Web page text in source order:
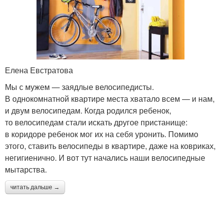
Елена Евстратова
Мы с мужем — заядлые велосипедисты.
В однокомнатной квартире места хватало всем — и нам,
и двум велосипедам. Когда родился ребенок,
то велосипедам стали искать другое пристанище:
в коридоре ребенок мог их на себя уронить. Помимо
этого, ставить велосипеды в квартире, даже на ковриках,
негигиенично. И вот тут начались наши велосипедные
мытарства.
читать дальше →